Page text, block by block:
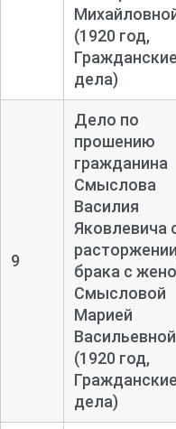
(1920 год,
Гражданские
дела)
9
Дело по
прошению
гражданина
Смыслова
Василия
Яковлевича
расторжении
брака с
Смысловой
Марией
Васильевной
(1920 год,
Гражданские
дела)